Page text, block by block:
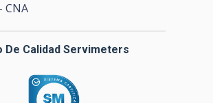
CNA
De Calidad Servimeters